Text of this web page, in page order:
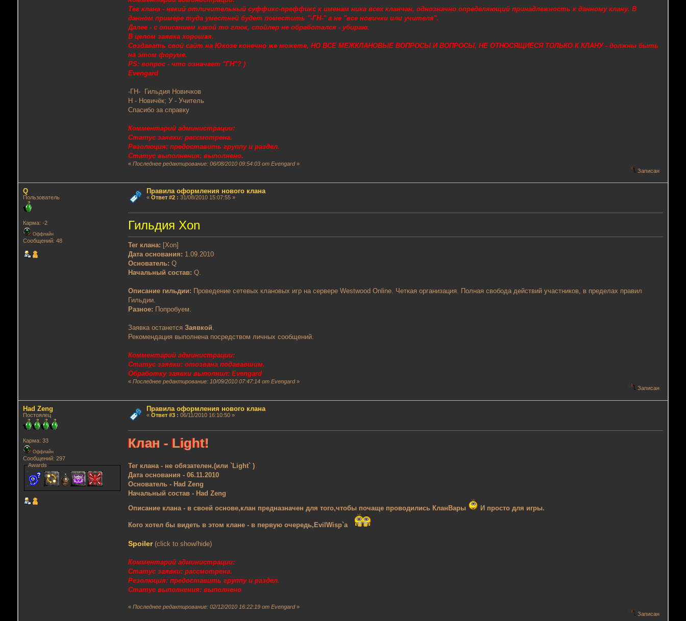
Тег клана - некий отличительный суффикс-преффикс к именам ника всех кланчан, однозначно определяющий принадлежность к данному клану. В
данном примере туда уместней будет поместить "-ГН-" а не "все новички или учителя".
Далее - с описанием какой то глюк, спойлер не обработался - убираю.
В целом заявка хорошая.
Создавать свой сайт на Юкозе конечно же можете, НО ВСЕ МЕЖКЛАНОВЫЕ ВОПРОСЫ И ВОПРОСЫ, НЕ ОТНОСЯЩИЕСЯ ТОЛЬКО К КЛАНУ - должны быть
на этом форуме.
PS: вопрос - что означает "ГН"? )
Evengard
-ГН- Гильдия Новичков
Н - Новичёк; У - Учитель
Спасибо за справку
Комментарий администрации:
Статус заявки: рассмотрена.
Резолюция: предоставить группу и раздел.
Статус выполнения: выполнено.
«Последнее редактирование: 06/08/2010 09:54:03 от Evengard»
Записан
Q
Пользователь
Карма: -2
Оффлайн
Сообщений: 48
Правила оформления нового клана
« Ответ #2: 31/08/2010 15:07:55 »
Гильдия Xon
Тег клана: [Xon]
Дата основания: 1.09.2010
Основатель: Q
Начальный состав: Q.
Описание гильдии: Проведение сетевых клановых игр на сервере Westwood Online. Четкая организация. Полная свобода действий участников, в пределах правил
Гильдии.
Разное: Попробуем.
Заявка останетсяЗаявкой
Рекомендация выполнена посредством личных сообщений.
Комментарий администрации:
Статус заявки: отозвана подававшим.
Обработку заявки выполнил: Evengard
«Последнее редактирование: 10/09/2010 07:47:14 от Evengard»
Записан
Had Zeng
Постоялец
Карма: 33
Оффлайн
Сообщений: 297
Awards
Правила оформления нового клана
« Ответ #3: 06/11/2010 16:10:50 »
Клан - Light!
Тег клана - не обязателен.(или `Light` )
Дата основания - 06.11.2010
Основатель - Had Zeng
Начальный состав - Had Zeng
Описание клана - в своей основе,клан предназначен для того,чтобы почаще проводились КланВары
И просто для игры.
Кого хотел бы видеть в этом клане - в первую очередь,EvilWisp`a
Spoiler(click to show/hide)
Комментарий администрации:
Статус заявки: рассмотрена.
Резолюция: предоставить группу и раздел.
Статус выполнения: выполнено
«Последнее редактирование: 02/12/2010 16:22:19 от Evengard»
Записан